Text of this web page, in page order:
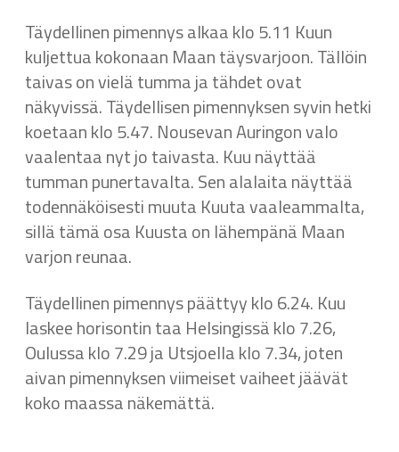
Täydellinen pimennys alkaa klo 5.11 Kuun
kuljettua kokonaan Maan täysvarjoon. Tällöin
taivas on vielä tumma ja tähdet ovat
näkyvissä. Täydellisen pimennyksen syvin hetki
koetaan klo 5.47. Nousevan Auringon valo
vaalentaa nyt jo taivasta. Kuu näyttää
tumman punertavalta. Sen alalaita näyttää
todennäköisesti muuta Kuuta vaaleammalta,
sillä tämä osa Kuusta on lähempänä Maan
varjon reunaa.
Täydellinen pimennys päättyy klo 6.24. Kuu
laskee horisontin taa Helsingissä klo 7.26,
Oulussa klo 7.29 ja Utsjoella klo 7.34, joten
aivan pimennyksen viimeiset vaiheet jäävät
koko maassa näkemättä.